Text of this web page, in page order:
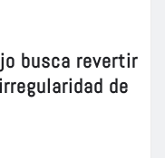
busca revertir
de